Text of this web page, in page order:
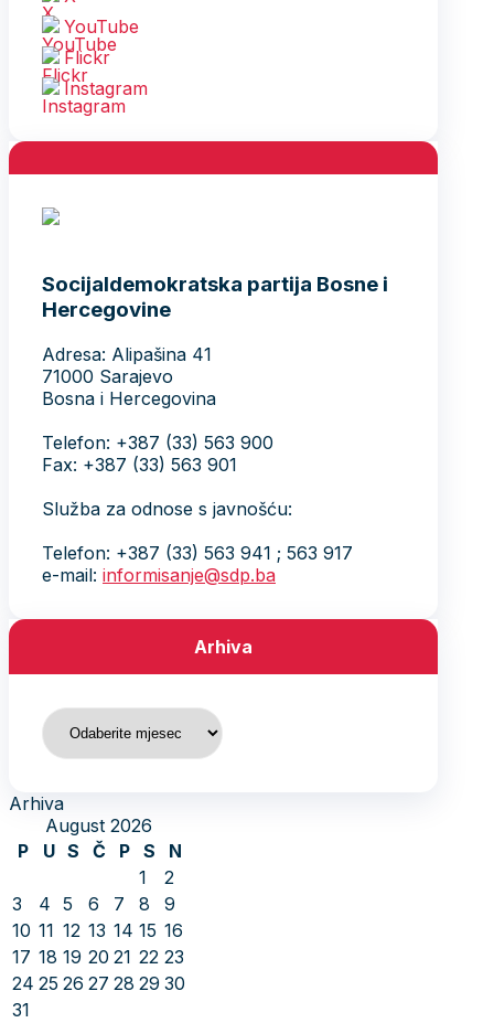
YouTube
Flickr
Instagram
Socijaldemokratska partija Bosne i
Hercegovine
Adresa: Alipašina 41
71000 Sarajevo
Bosna i Hercegovina
Telefon: +387 (33) 563 900
Fax: +387 (33) 563 901
Služba za odnose s javnošću:
Telefon: +387 (33) 563 941 ; 563 917
e-mail: informisanje@sdp.ba
Arhiva
Arhiva
Arhiva
August 2026
P
U S Č P S
N
1
2
3
4 5 6 7 8
9
10 11 12 13 14 15 16
17 18 19 20 21 22 23
24 25 26 27 28 29 30
31